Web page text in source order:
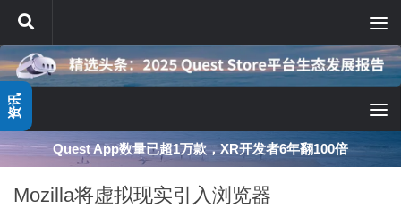
跳至内容
Quest App数量已超1万款，XR开发者6年翻100倍
Mozilla将虚拟现实引入浏览器
资讯